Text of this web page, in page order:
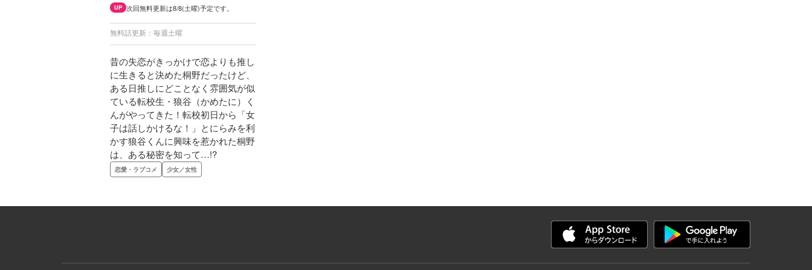
UP 次回無料更新は8/8(土曜)予定です。
無料話更新：毎週土曜
昔の失恋がきっかけで恋よりも推し
に生きると決めた桐野だったけど、
ある日推しにどことなく雰囲気が似
ている転校生・狼谷（かめたに）く
んがやってきた！転校初日から「女
子は話しかけるな！」とにらみを利
かす狼谷くんに興味を惹かれた桐野
は、ある秘密を知って…!?
恋愛・ラブコメ 少女／女性